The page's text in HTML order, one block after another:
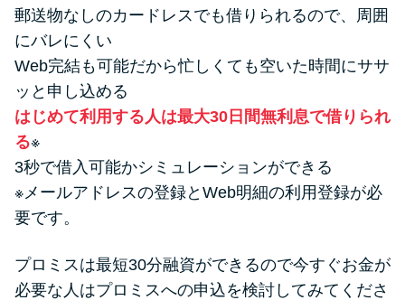
郵送物なしのカードレスでも借りられるので、周囲
にバレにくい
Web完結も可能だから忙しくても空いた時間にササ
ッと申し込める
はじめて利用する人は最大30日間無利息で借りられ
る※
3秒で借入可能かシミュレーションができる
※メールアドレスの登録とWeb明細の利用登録が必
要です。
プロミスは最短30分融資ができるので今すぐお金が
必要な人はプロミスへの申込を検討してみてくださ